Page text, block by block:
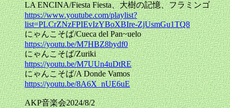
LA ENCINA/Fiesta Fiesta、大樹の記憶、フラミンゴ
https://www.youtube.com/playlist?
list=PLCrZNzFPIEvIzYBoXBIre-ZjUsmGu1TQ8
にゃんこそば/Cueca del Pan~uelo
https://youtu.be/M7HBZ8bydf0
にゃんこそば/Zuriki
https://youtu.be/M7UUn4uDtRE
にゃんこそば/A Donde Vamos
https://youtu.be/8A6X_nUE6uE
AKP音楽会2024/8/2